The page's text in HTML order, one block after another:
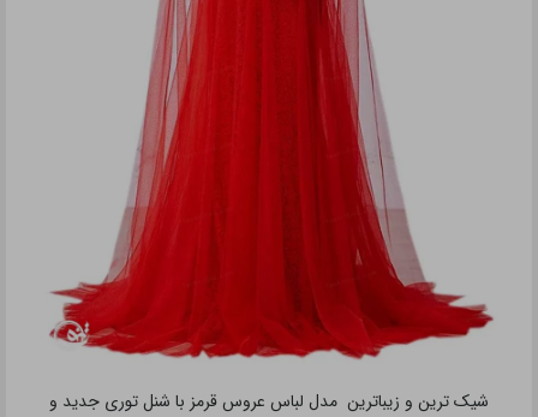
شیک ترین و زیباترین مدل لباس عروس قرمز با شنل توری جدید و